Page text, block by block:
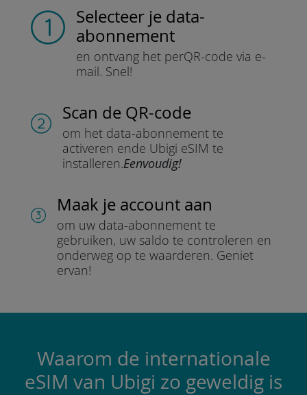
Selecteer je data-
abonnement
en ontvang het perQR-code via e-
mail. Snel!
Scan de QR-code
om het data-abonnement te
activeren ende Ubigi eSIM te
installeren.Eenvoudig!
Maak je account aan
om uw data-abonnement te
gebruiken, uw saldo te controleren en
onderweg op te waarderen. Geniet
ervan!
Waarom de internationale
eSIM van Ubigi zo geweldig is